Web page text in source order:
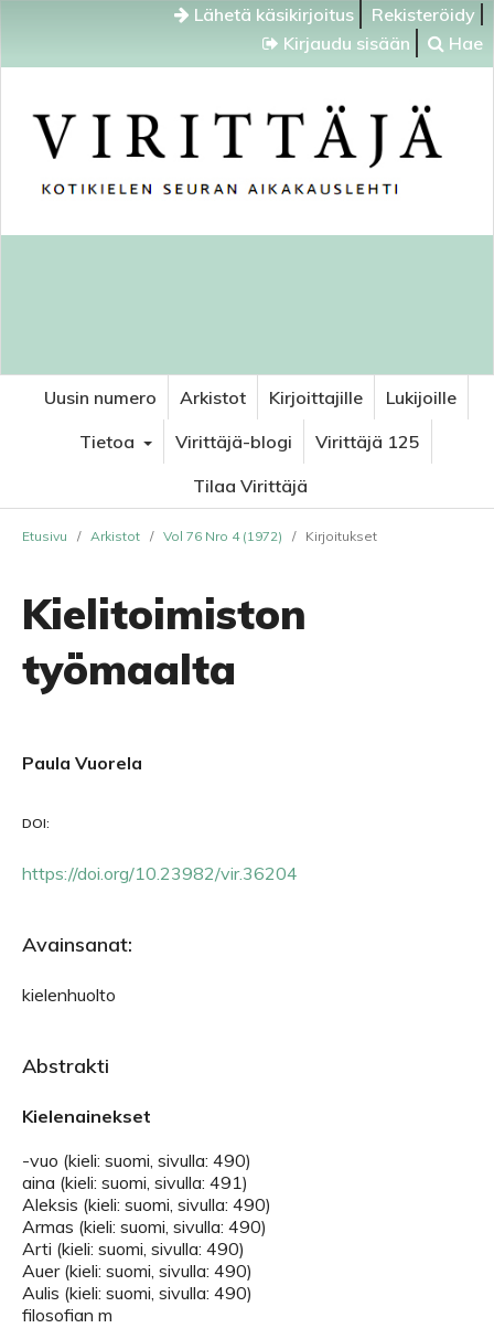
Lähetä käsikirjoitus
Rekisteröidy
Kirjaudu sisään
Hae
Uusin numero Arkistot Kirjoittajille
Lukijoille
Tietoa
Virittäjä-blogi
Virittäjä 125
Tilaa Virittäjä
Etusivu / Arkistot / Vol 76 Nro 4 (1972) / Kirjoitukset
Kielitoimiston
työmaalta
Paula Vuorela
DOI:
https://doi.org/10.23982/vir.36204
Avainsanat:
kielenhuolto
Abstrakti
Kielenainekset
-vuo (kieli: suomi, sivulla: 490)
aina (kieli: suomi, sivulla: 491)
Aleksis (kieli: suomi, sivulla: 490)
Armas (kieli: suomi, sivulla: 490)
Arti (kieli: suomi, sivulla: 490)
Auer (kieli: suomi, sivulla: 490)
Aulis (kieli: suomi, sivulla: 490)
filosofian m